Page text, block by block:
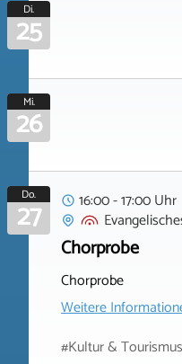
Di.
25
Mi.
26
Do.
27
16:00 - 17:00 Uhr
Chorprobe
Chorprobe
Weitere
#Kultur &